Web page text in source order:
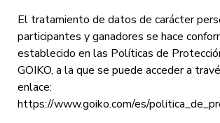
El tratamiento de datos de carácter
participantes y ganadores se hace
establecido en las Políticas de
GOIKO, a la que se puede acceder a
enlace:
https://www.goiko.com/es/